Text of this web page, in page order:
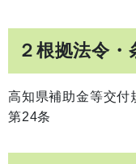
２根拠法令・
高知県補助金等交付
第24条